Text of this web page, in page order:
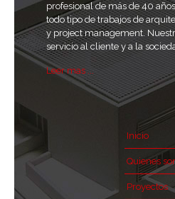
profesional de más de 40
todo tipo de trabajos de
y project management.
servicio al cliente y a la
Leer mas ...
Inicio
Quienes
Proyectos